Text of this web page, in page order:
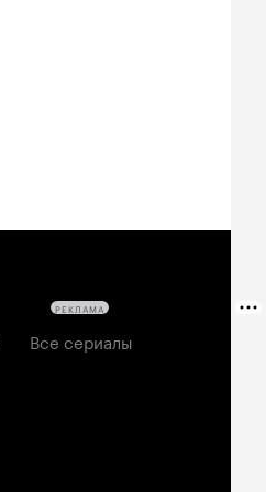
Все сериалы
РЕКЛАМА